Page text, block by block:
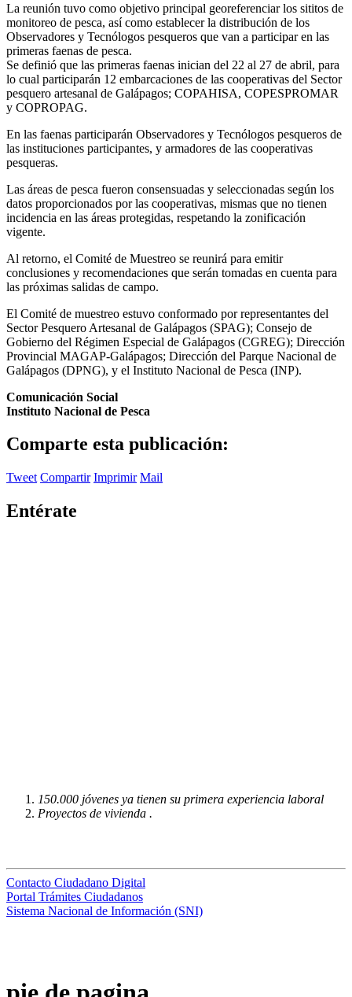
La reunión tuvo como objetivo principal georeferenciar los sititos de
monitoreo de pesca, así como establecer la distribución de los
Observadores y Tecnólogos pesqueros que van a participar en las
primeras faenas de pesca.
Se definió que las primeras faenas inician del 22 al 27 de abril, para
lo cual participarán 12 embarcaciones de las cooperativas del Sector
pesquero artesanal de Galápagos; COPAHISA, COPESPROMAR
y COPROPAG.
En las faenas participarán Observadores y Tecnólogos pesqueros de
las instituciones participantes, y armadores de las cooperativas
pesqueras.
Las áreas de pesca fueron consensuadas y seleccionadas según los
datos proporcionados por las cooperativas, mismas que no tienen
incidencia en las áreas protegidas, respetando la zonificación
vigente.
Al retorno, el Comité de Muestreo se reunirá para emitir
conclusiones y recomendaciones que serán tomadas en cuenta para
las próximas salidas de campo.
El Comité de muestreo estuvo conformado por representantes del
Sector Pesquero Artesanal de Galápagos (SPAG); Consejo de
Gobierno del Régimen Especial de Galápagos (CGREG); Dirección
Provincial MAGAP-Galápagos; Dirección del Parque Nacional de
Galápagos (DPNG), y el Instituto Nacional de Pesca (INP).
Comunicación Social
Instituto Nacional de Pesca
Comparte esta publicación:
Tweet Compartir Imprimir Mail
Entérate
150.000 jóvenes ya tienen su primera experiencia laboral
Proyectos de vivienda .
Contacto Ciudadano Digital
Portal Trámites Ciudadanos
Sistema Nacional de Información (SNI)